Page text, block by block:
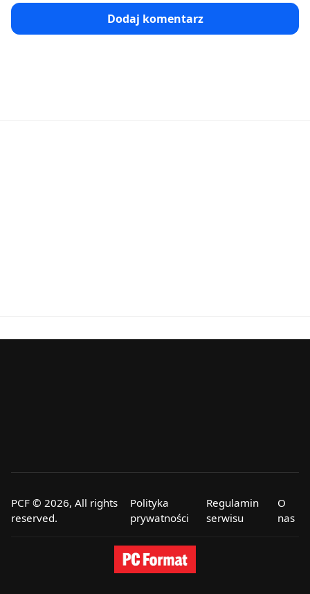
Dodaj komentarz
PCF © 2026, All rights
reserved.
Polityka
prywatności
Regulamin
serwisu
O
nas